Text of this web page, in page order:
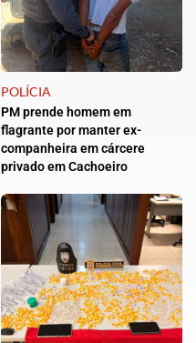
POLÍCIA
PM prende homem em
flagrante por manter ex-
companheira em cárcere
privado em Cachoeiro